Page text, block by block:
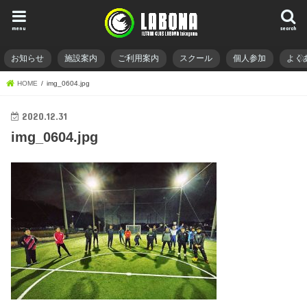
search
menu
お知らせ 施設案内 ご利用案内 スクール 個人参加 よく
HOME img_0604.jpg
2020.12.31
img_0604.jpg